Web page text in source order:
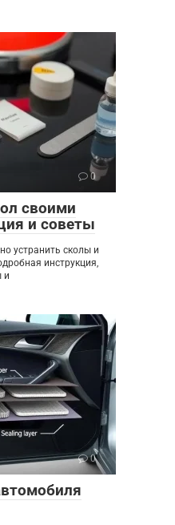
0
своими
и советы
устранить сколы и
инструкция,
и
0